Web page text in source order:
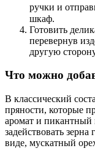
ручки и
шкаф.
Готовить
перевернув
другую
Что можно
В классический
пряности, которые
аромат и пикантный
задействовать
виде, мускатный